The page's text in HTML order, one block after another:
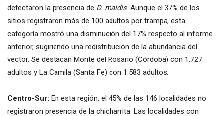
detectaron la presencia de D. maidis. Aunque el 37% de los
sitios registraron más de 100 adultos por trampa, esta
categoría mostró una disminución del 17% respecto al informe
anterior, sugiriendo una redistribución de la abundancia del
vector. Se destacan Monte del Rosario (Córdoba) con 1.727
adultos y La Camila (Santa Fe) con 1.583 adultos.
Centro-Sur: En esta región, el 45% de las 146 localidades no
registraron presencia de la chicharrita. Las localidades con